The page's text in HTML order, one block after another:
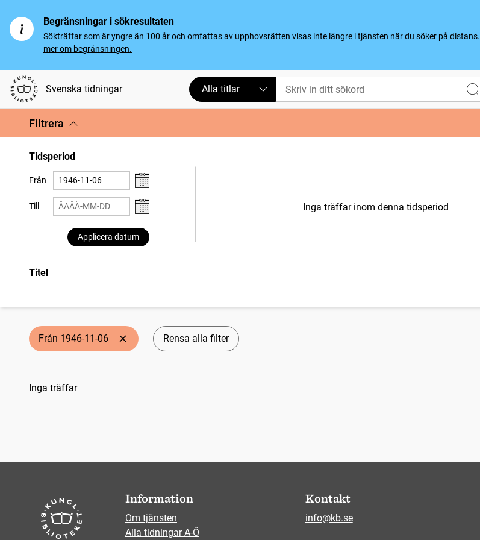
Begränsningar i sökresultaten
Sökträffar som är yngre än 100 år och omfattas av upphovsrätten visas inte längre i tjänsten när du söker på distans.
mer om begränsningen.
Svenska tidningar Alla titlar
Filtrera
Tidsperiod
Från
Till
Applicera datum
Inga träffar inom denna tidsperiod
Titel
Från 1946-11-06 Rensa alla filter
Sökresultat
Inga träffar
Information
Om tjänsten
Alla tidningar A-Ö
Kontakt
info@kb.se